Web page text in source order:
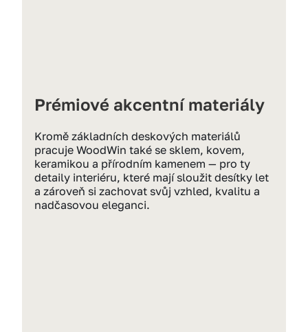
Prémiové akcentní materiály
Kromě základních deskových materiálů
pracuje WoodWin také se sklem, kovem,
keramikou a přírodním kamenem — pro ty
detaily interiéru, které mají sloužit desítky let
a zároveň si zachovat svůj vzhled, kvalitu a
nadčasovou eleganci.